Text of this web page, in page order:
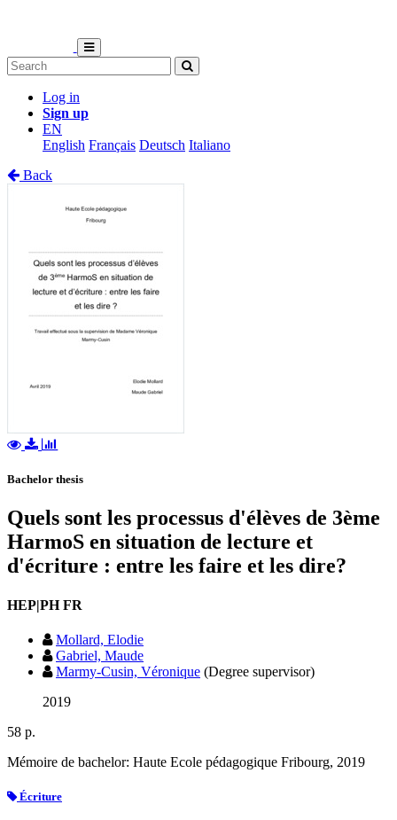
Log in
Sign up
EN
English Français Deutsch Italiano
Back
Bachelor thesis
Quels sont les processus d'élèves de 3ème
HarmoS en situation de lecture et
d'écriture : entre les faire et les dire?
HEP|PH FR
Mollard, Elodie
Gabriel, Maude
Marmy-Cusin, Véronique (Degree supervisor)
2019
58 p.
Mémoire de bachelor: Haute Ecole pédagogique Fribourg, 2019
Écriture